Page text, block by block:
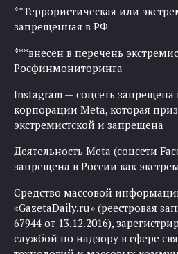
**Террористическая или
запрещенная в РФ
***внесен в перечень
Росфинмониторинга
Instagram — соцсеть
корпорации Meta, которая
экстремистской и запрещена
Деятельность Meta (соцсети
запрещена в России как
Средство массовой
«GazetaDaily.ru» (реестровая
67944 от 13.12.2016),
службой по надзору в сфере